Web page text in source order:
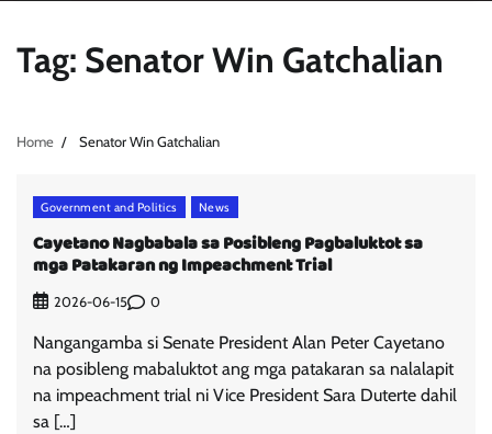
Tag: Senator Win Gatchalian
Home Senator Win Gatchalian
Government and Politics News
Cayetano Nagbabala sa Posibleng Pagbaluktot sa
mga Patakaran ng Impeachment Trial
2026-06-15 0
Nangangamba si Senate President Alan Peter Cayetano
na posibleng mabaluktot ang mga patakaran sa nalalapit
na impeachment trial ni Vice President Sara Duterte dahil
sa […]